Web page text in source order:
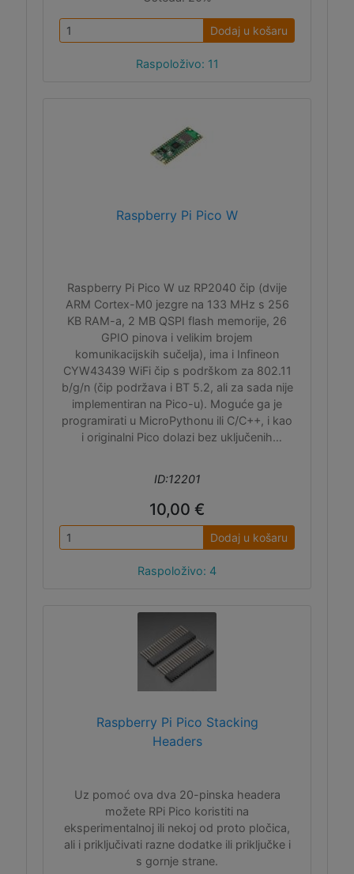
Dodaj u košaru
Raspoloživo: 11
Raspberry Pi Pico W
Raspberry Pi Pico W uz RP2040 čip (dvije
ARM Cortex-M0 jezgre na 133 MHz s 256
KB RAM-a, 2 MB QSPI flash memorije, 26
GPIO pinova i velikim brojem
komunikacijskih sučelja), ima i Infineon
CYW43439 WiFi čip s podrškom za 802.11
b/g/n (čip podržava i BT 5.2, ali za sada nije
implementiran na Pico-u). Moguće ga je
programirati u MicroPythonu ili C/C++, i kao
i originalni Pico dolazi bez uključenih
ID:12201
10,00 €
Dodaj u košaru
Raspoloživo: 4
Raspberry Pi Pico Stacking
Headers
Uz pomoć ova dva 20-pinska headera
možete RPi Pico koristiti na
eksperimentalnoj ili nekoj od proto pločica,
ali i priključivati razne dodatke ili priključke i
s gornje strane.